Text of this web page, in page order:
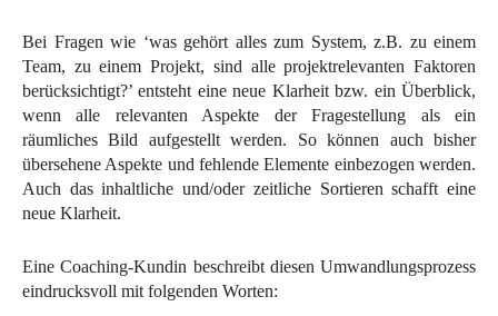
Bei Fragen wie ‘was gehört alles zum System, z.B. zu einem
Team, zu einem Projekt, sind alle projektrelevanten Faktoren
berücksichtigt?’ entsteht eine neue Klarheit bzw. ein Überblick,
wenn alle relevanten Aspekte der Fragestellung als ein
räumliches Bild aufgestellt werden. So können auch bisher
übersehene Aspekte und fehlende Elemente einbezogen werden.
Auch das inhaltliche und/oder zeitliche Sortieren schafft eine
neue Klarheit.
Eine Coaching-Kundin beschreibt diesen Umwandlungsprozess
eindrucksvoll mit folgenden Worten: